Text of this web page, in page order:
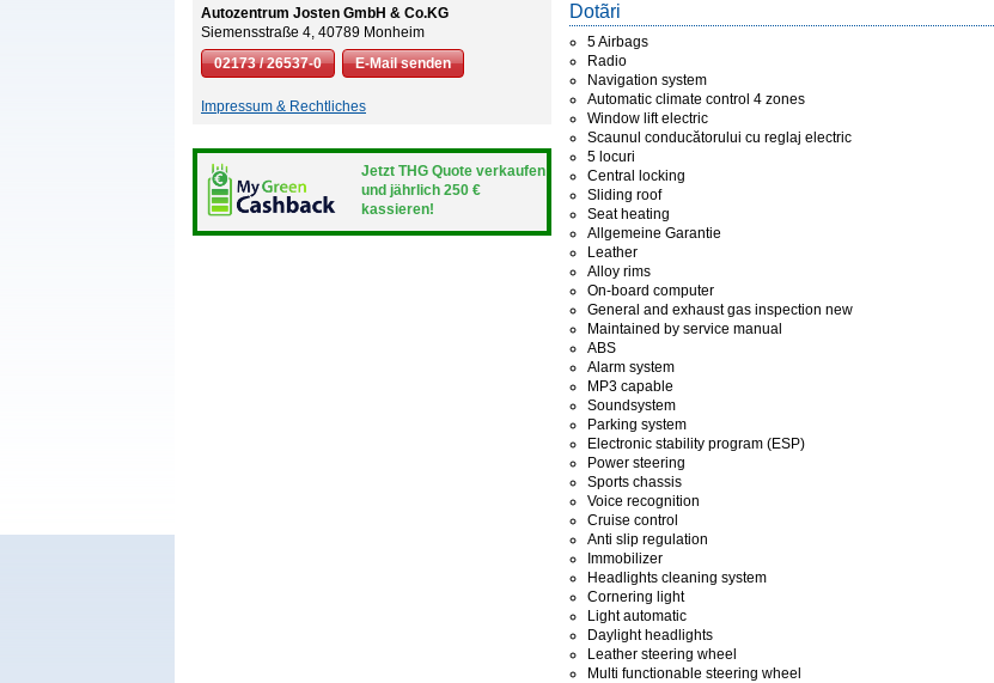
Autozentrum Josten GmbH & Co.KG
Siemensstraße 4, 40789 Monheim
02173 / 26537-0
E-Mail senden
Impressum & Rechtliches
Jetzt THG Quote verkaufen
und jährlich 250 €
kassieren!
Dotãri
5 Airbags
Radio
Navigation system
Automatic climate control 4 zones
Window lift electric
Scaunul conducătorului cu reglaj electric
5 locuri
Central locking
Sliding roof
Seat heating
Allgemeine Garantie
Leather
Alloy rims
On-board computer
General and exhaust gas inspection new
Maintained by service manual
ABS
Alarm system
MP3 capable
Soundsystem
Parking system
Electronic stability program (ESP)
Power steering
Sports chassis
Voice recognition
Cruise control
Anti slip regulation
Immobilizer
Headlights cleaning system
Cornering light
Light automatic
Daylight headlights
Leather steering wheel
Multi functionable steering wheel